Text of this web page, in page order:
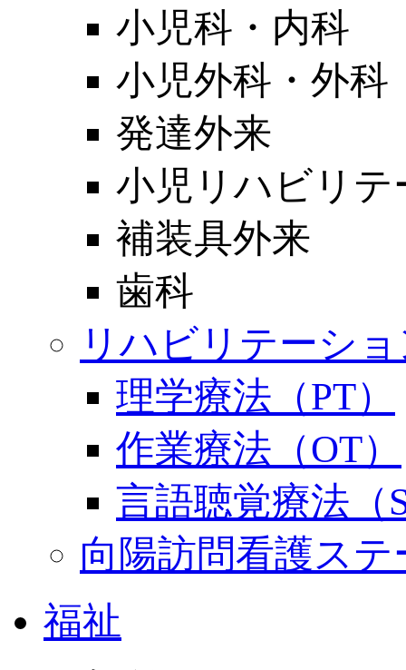
小児科・内科
小児外科・外科
発達外来
小児リハビリ
補装具外来
歯科
リハビリテーシ
理学療法（PT）
作業療法（OT）
言語聴覚療法（
向陽訪問看護ス
福祉